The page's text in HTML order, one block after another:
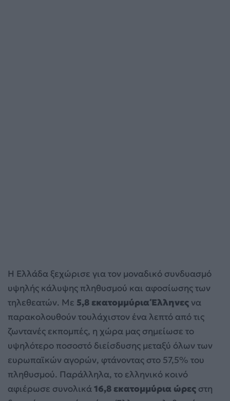
Η Ελλάδα ξεχώρισε για τον μοναδικό συνδυασμό
υψηλής κάλυψης πληθυσμού και αφοσίωσης των
τηλεθεατών. Με 5,8 εκατομμύρια Έλληνες να
παρακολουθούν τουλάχιστον ένα λεπτό από τις
ζωντανές εκπομπές, η χώρα μας σημείωσε το
υψηλότερο ποσοστό διείσδυσης μεταξύ όλων των
ευρωπαϊκών αγορών, φτάνοντας στο 57,5% του
πληθυσμού. Παράλληλα, το ελληνικό κοινό
αφιέρωσε συνολικά16,8 εκατομμύρια ώρες στη